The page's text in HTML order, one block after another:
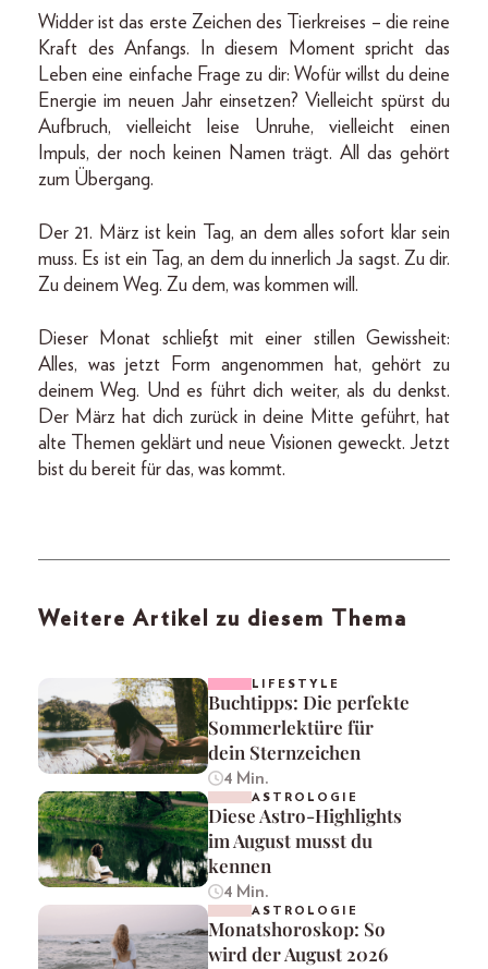
Widder ist das erste Zeichen des Tierkreises – die reine
Kraft des Anfangs. In diesem Moment spricht das
Leben eine einfache Frage zu dir: Wofür willst du deine
Energie im neuen Jahr einsetzen? Vielleicht spürst du
Aufbruch, vielleicht leise Unruhe, vielleicht einen
Impuls, der noch keinen Namen trägt. All das gehört
zum Übergang.
Der 21. März ist kein Tag, an dem alles sofort klar sein
muss. Es ist ein Tag, an dem du innerlich Ja sagst. Zu dir.
Zu deinem Weg. Zu dem, was kommen will.
Dieser Monat schließt mit einer stillen Gewissheit:
Alles, was jetzt Form angenommen hat, gehört zu
deinem Weg. Und es führt dich weiter, als du denkst.
Der März hat dich zurück in deine Mitte geführt, hat
alte Themen geklärt und neue Visionen geweckt. Jetzt
bist du bereit für das, was kommt.
Weitere Artikel zu diesem Thema
LIFESTYLE
Buchtipps: Die perfekte
Sommerlektüre für
dein Sternzeichen
4 Min.
ASTROLOGIE
Diese Astro-Highlights
im August musst du
kennen
4 Min.
ASTROLOGIE
Monatshoroskop: So
wird der August 2026